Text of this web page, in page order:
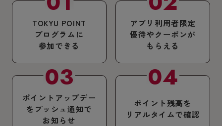
TOKYU POINT
プログラムに
参加できる
アプリ利用者限定
優待やクーポンが
もらえる
ポイントアップデー
をプッシュ通知で
お知らせ
ポイント残高を
リアルタイムで確認